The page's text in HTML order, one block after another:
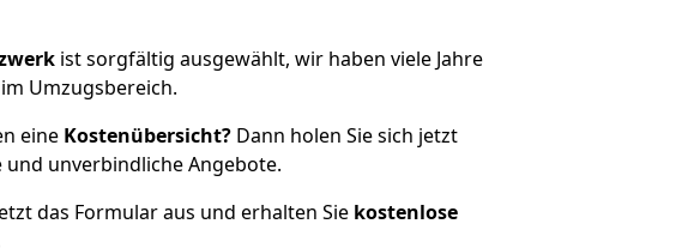
ist sorgfältig ausgewählt, wir haben viele Jahre
Umzugsbereich.
eine Kostenübersicht? Dann holen Sie sich jetzt
und unverbindliche Angebote.
das Formular aus und erhalten Sie kostenlose